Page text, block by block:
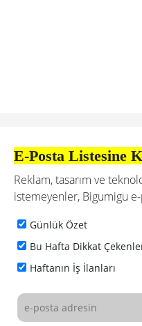
E-Posta Listesine
Reklam, tasarım ve
istemeyenler, Bigumigu
Günlük Özet
Bu Hafta Dikkat
Haftanın İş İlanları